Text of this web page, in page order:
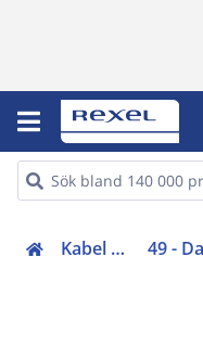
Kabel (00-05, 48-49)